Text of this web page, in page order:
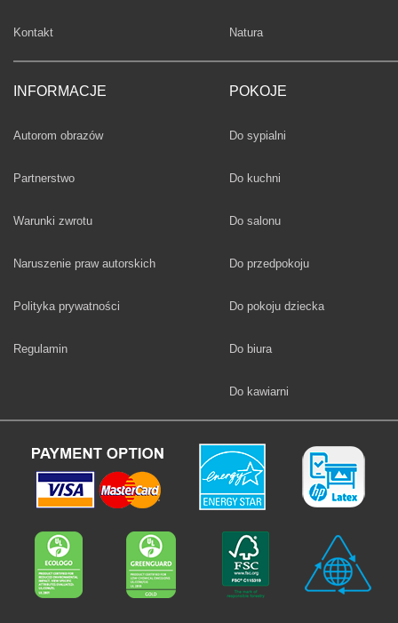
Kontakt
INFORMACJE
Autorom obrazów
Partnerstwo
Warunki zwrotu
Naruszenie praw autorskich
Polityka prywatności
Regulamin
Fototapety
Natura
POKOJE
Fototapety
Do sypialni
Fototapety
Do kuchni
Fototapety
Do salonu
Fototapety
Do przedpokoju
Fototapety
Do pokoju dziecka
Fototapety
Do biura
Fototapety
Do kawiarni